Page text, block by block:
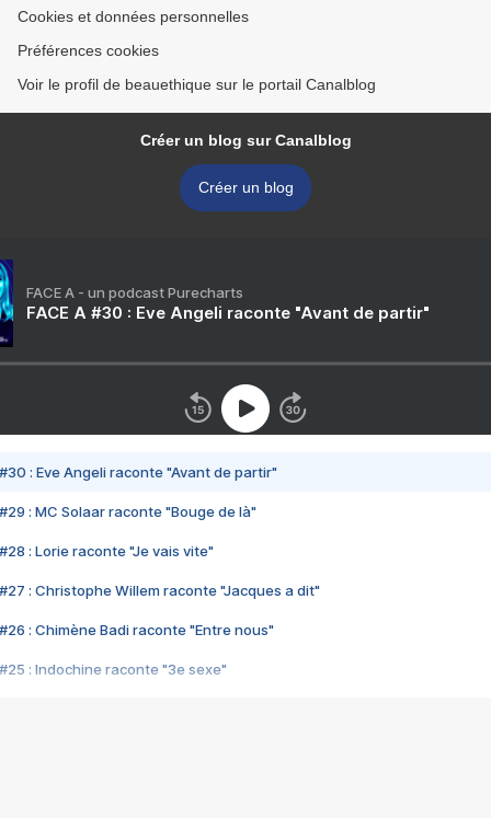
Cookies et données personnelles
Préférences cookies
Voir le profil de beauethique sur le portail Canalblog
Créer un blog sur Canalblog
Créer un blog
FACE A - un podcast Purecharts
FACE A #30 : Eve Angeli raconte "Avant de partir"
#30 : Eve Angeli raconte "Avant de partir"
#29 : MC Solaar raconte "Bouge de là"
#28 : Lorie raconte "Je vais vite"
#27 : Christophe Willem raconte "Jacques a dit"
#26 : Chimène Badi raconte "Entre nous"
#25 : Indochine raconte "3e sexe"